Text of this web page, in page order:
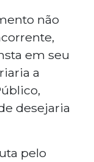
não
em seu
a
desejaria
pelo